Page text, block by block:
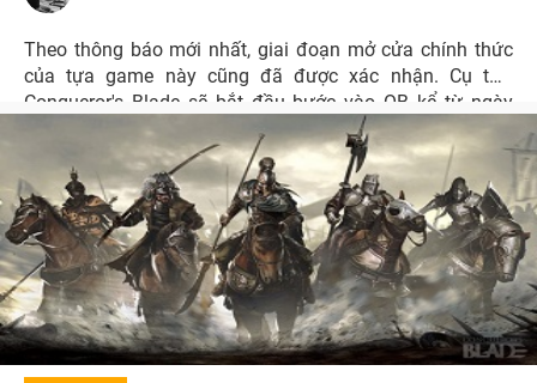
Theo thông báo mới nhất, giai đoạn mở cửa chính thức
của tựa game này cũng đã được xác nhận. Cụ thể,
Conqueror's Blade sẽ bắt đầu bước vào OB kể từ ngày